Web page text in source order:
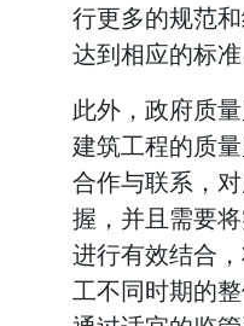
行更多的规范
达到相应的标准
此外，政府质
建筑工程的质
合作与联系，
握，并且需要
进行有效结合
工不同时期的